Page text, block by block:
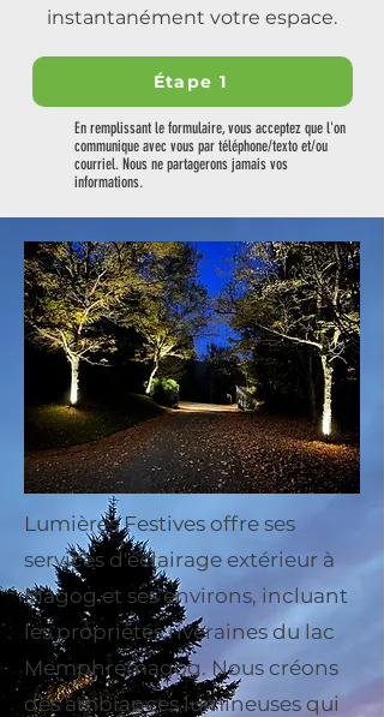
instantanément votre espace.
Étape 1
En remplissant le formulaire, vous acceptez que l'on
communique avec vous par téléphone/texto et/ou
courriel. Nous ne partagerons jamais vos
informations.
Lumières Festives offre ses
services d'éclairage extérieur à
Magog et ses environs, incluant
les propriétés riveraines du lac
Memphrémagog. Nous créons
des ambiances lumineuses qui